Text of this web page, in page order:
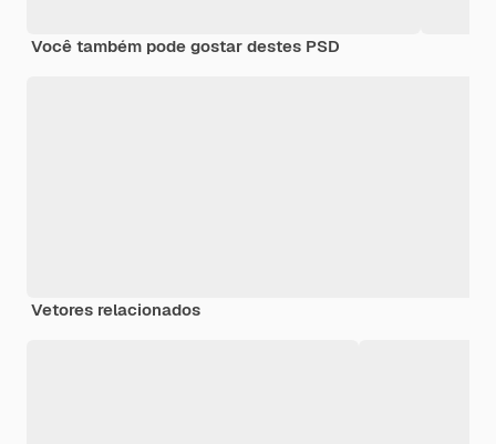
Você também pode gostar destes PSD
Vetores relacionados